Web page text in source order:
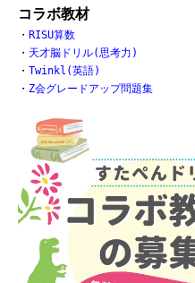
コラボ教材
・ RISU算数
・ 天才脳ドリル(思考力)
・ Twinkl(英語)
・ Z会グレードアップ問題集